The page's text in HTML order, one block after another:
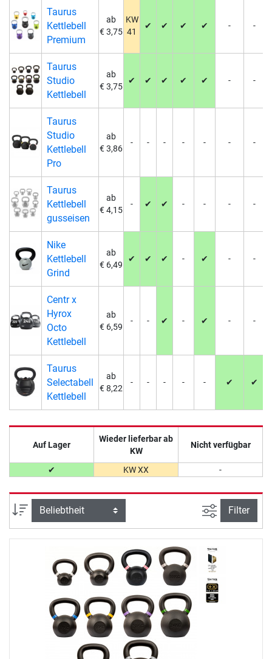
Taurus
Kettlebell
Premium
ab
€ 3,75
KW
41
✔ ✔ ✔ ✔ - -
Taurus
Studio
Kettlebell
ab
€ 3,75
✔ ✔ ✔ ✔ ✔ - -
Taurus
Studio
Kettlebell
Pro
ab
€ 3,86
- - - - - - -
Taurus
Kettlebell
gusseisen
ab
€ 4,15
- ✔ ✔ - - - -
Nike
Kettlebell
Grind
ab
€ 6,49
✔ ✔ ✔ - ✔ - -
Centr x
Hyrox
Octo
Kettlebell
ab
€ 6,59
- - ✔ - ✔ - -
Taurus
Selectabell
Kettlebell
ab
€ 8,22
- - - - - ✔ ✔
Auf Lager
Wieder lieferbar ab
KW
Nicht verfügbar
✔ KW XX -
Sortierung Ansicht
Filter